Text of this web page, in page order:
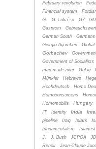
February revolution
Financial system
G. G. Luka´sc G7
Gasprom
Gebrauchswert
German South
Germans
Giorgio Agamben
Global
Gorbachev
Government of Socialists
man-made river
Gulag
Münkler
Hebrews
Hochdeutsch
Homo
Homoconsumens
Homomobilis
Hungary
IT
Identity India
pipeline
Iraq Islam
fundamentalism
Islamist
J.
J. Bush JCPOA
Renoir
Jean-Claude